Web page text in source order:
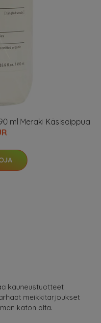
ml Meraki Käsisaippua
kauneustuotteet
meikkitarjoukset
katon alta.